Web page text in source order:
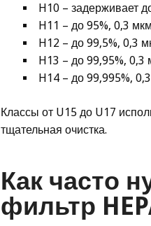
H10 – задерживает
H11 – до 95%, 0,3 мкм
H12 – до 99,5%, 0,3
H13 – до 99,95%, 0,3
H14 – до 99,995%,
Классы от U15 до U17
тщательная очистка.
Как часто
фильтр